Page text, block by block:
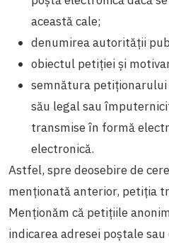
această cale;
denumirea autorității
obiectul petiției și
semnătura
său legal sau
transmise în formă
electronică.
Astfel, spre deosebire de
menționată anterior, petiția
Menționăm că petițiile
indicarea adresei poștale